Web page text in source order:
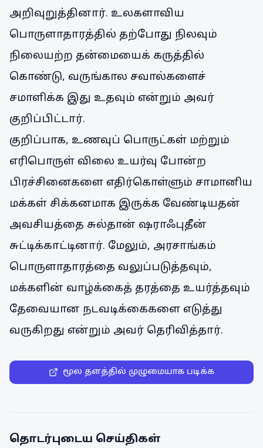
அறிவுறுத்தினார். உலகளாவிய
பொருளாதாரத்தில் தற்போது நிலவும்
நிலையற்ற தன்மையைக் கருத்தில்
கொண்டு, வருங்கால சவால்களைச்
சமாளிக்க இது உதவும் என்றும் அவர்
குறிப்பிட்டார்.
குறிப்பாக, உணவுப் பொருட்கள் மற்றும்
எரிபொருள் விலை உயர்வு போன்ற
பிரச்சினைகளை எதிர்கொள்ளும் சாமானிய
மக்கள் சிக்கனமாக இருக்க வேண்டியதன்
அவசியத்தை சுல்தான் ஷராஃபுதீன்
சுட்டிக்காட்டினார். மேலும், அரசாங்கம்
பொருளாதாரத்தை வலுப்படுத்தவும்,
மக்களின் வாழ்க்கைத் தரத்தை உயர்த்தவும்
தேவையான நடவடிக்கைகளை எடுத்து
வருகிறது என்றும் அவர் தெரிவித்தார்.
மூல தளத்தில் முழுமையாக படிக்க
தொடர்புடைய செய்திகள்